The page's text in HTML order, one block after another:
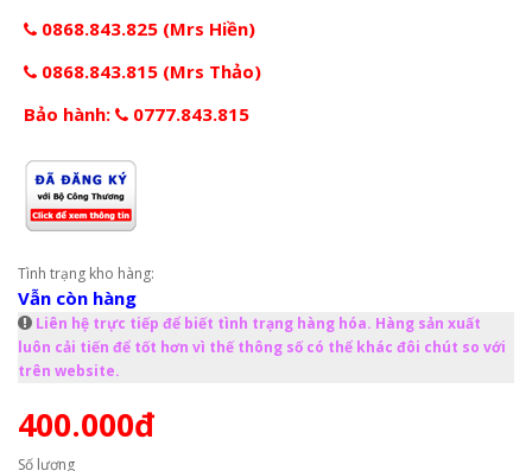
0868.843.825 (Mrs Hiền)
0868.843.815 (Mrs Thảo)
Bảo hành:
0777.843.815
Tình trạng kho hàng:
Vẫn còn hàng
Liên hệ trực tiếp để biết tình trạng hàng hóa. Hàng sản xuất
luôn cải tiến để tốt hơn vì thế thông số có thể khác đôi chút so với
trên website.
400.000đ
Số lượng